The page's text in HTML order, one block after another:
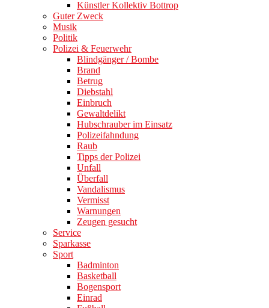
Künstler Kollektiv Bottrop
Guter Zweck
Musik
Politik
Polizei & Feuerwehr
Blindgänger / Bombe
Brand
Betrug
Diebstahl
Einbruch
Gewaltdelikt
Hubschrauber im Einsatz
Polizeifahndung
Raub
Tipps der Polizei
Unfall
Überfall
Vandalismus
Vermisst
Warnungen
Zeugen gesucht
Service
Sparkasse
Sport
Badminton
Basketball
Bogensport
Einrad